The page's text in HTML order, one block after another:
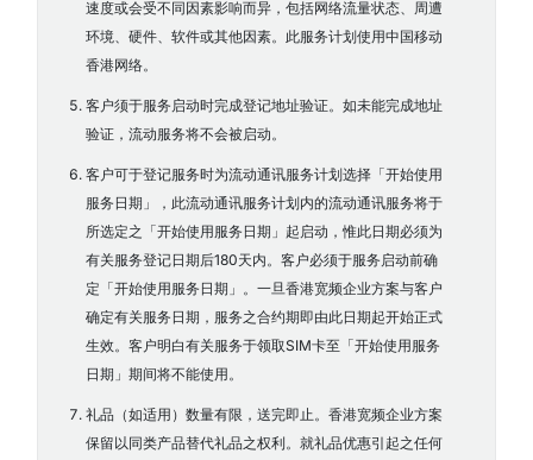
速度或会受不同因素影响而异，包括网络流量状态、周遭
环境、硬件、软件或其他因素。此服务计划使用中国移动
香港网络。
客户须于服务启动时完成登记地址验证。如未能完成地址
验证，流动服务将不会被启动。
客户可于登记服务时为流动通讯服务计划选择「开始使用
服务日期」，此流动通讯服务计划内的流动通讯服务将于
所选定之「开始使用服务日期」起启动，惟此日期必须为
有关服务登记日期后180天内。客户必须于服务启动前确
定「开始使用服务日期」。一旦香港宽频企业方案与客户
确定有关服务日期，服务之合约期即由此日期起开始正式
生效。客户明白有关服务于领取SIM卡至「开始使用服务
日期」期间将不能使用。
礼品（如适用）数量有限，送完即止。香港宽频企业方案
保留以同类产品替代礼品之权利。就礼品优惠引起之任何